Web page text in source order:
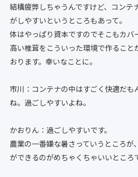
結構疲弊しちゃうんですけど、コンテ
がしやすいというところもあって。
体はやっぱり資本ですのでそこもカバ
高い椎茸をこういった環境で作ること
おります。幸いなことに。
市川：コンテナの中はすごく快適だも
ね。過ごしやすいよね。
かおりん：過ごしやすいです。
農業の一番嫌な暑さっていうところが
ができるのがめちゃくちゃいいところ